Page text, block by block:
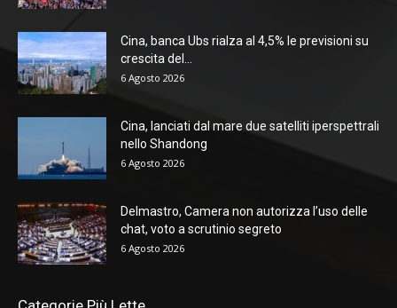
Cina, banca Ubs rialza al 4,5% le previsioni su
crescita del...
6 Agosto 2026
Cina, lanciati dal mare due satelliti iperspettrali
nello Shandong
6 Agosto 2026
Delmastro, Camera non autorizza l’uso delle
chat, voto a scrutinio segreto
6 Agosto 2026